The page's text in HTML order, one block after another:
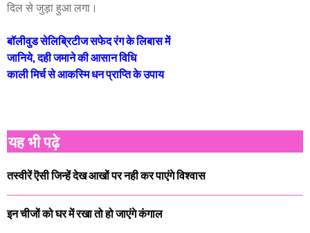
दिल से जुड़ा हुआ लगा।
बॉलीवुड सेलिब्रिटीज सफेद रंग के लिबास में
जानिये, दही जमाने की आसान विधि
काली मिर्च से आकस्मि धन प्राप्ति के उपाय
यह भी पढ़े
तस्वीरें ऎसी जिन्हें देख आखों पर नही कर पाएंगे विश्वास
इन चीजों को घर में रखा तो हो जाएंगे कंगाल